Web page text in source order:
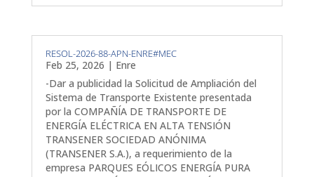
RESOL-2026-88-APN-ENRE#MEC
Feb 25, 2026 | Enre
-Dar a publicidad la Solicitud de Ampliación del
Sistema de Transporte Existente presentada
por la COMPAÑÍA DE TRANSPORTE DE
ENERGÍA ELÉCTRICA EN ALTA TENSIÓN
TRANSENER SOCIEDAD ANÓNIMA
(TRANSENER S.A.), a requerimiento de la
empresa PARQUES EÓLICOS ENERGÍA PURA